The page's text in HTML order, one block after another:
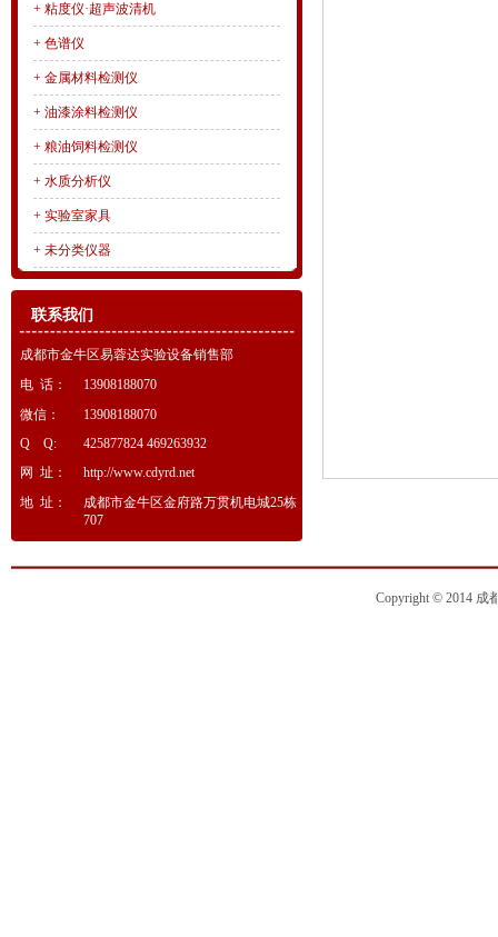
+ 粘度仪·超声波清机
+ 色谱仪
+ 金属材料检测仪
+ 油漆涂料检测仪
+ 粮油饲料检测仪
+ 水质分析仪
+ 实验室家具
+ 未分类仪器
联系我们
成都市金牛区易蓉达实验设备销售部
电 话：
13908188070
微信：
13908188070
Q Q:
425877824 469263932
网 址：
http://www.cdyrd.net
地 址：
成都市金牛区金府路万贯机电城25栋
707
Copyright © 2014